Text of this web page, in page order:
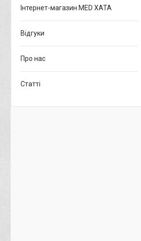
Інтернет-магазин MED XATA
Відгуки
Про нас
Статті